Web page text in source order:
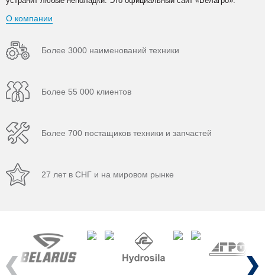
О компании
Более 3000 наименований техники
Более 55 000 клиентов
Более 700 постащиков техники и запчастей
27 лет в СНГ и на мировом рынке
Previous Next